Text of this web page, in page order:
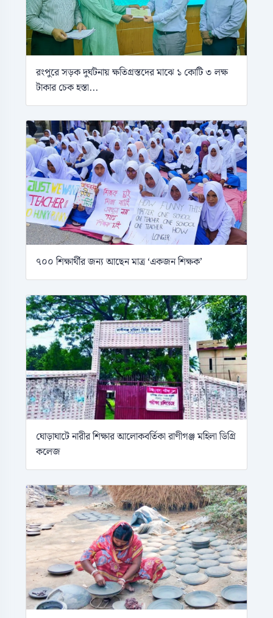
রংপুরে সড়ক দুর্ঘটনায় ক্ষতিগ্রস্তদের মাঝে ১ কোটি ৩ লক্ষ
টাকার চেক হস্তা...
৭০০ শিক্ষার্থীর জন্য আছেন মাত্র ‘একজন শিক্ষক’
ঘোড়াঘাটে নারীর শিক্ষার আলোকবর্তিকা রাণীগঞ্জ মহিলা ডিগ্রি
কলেজ